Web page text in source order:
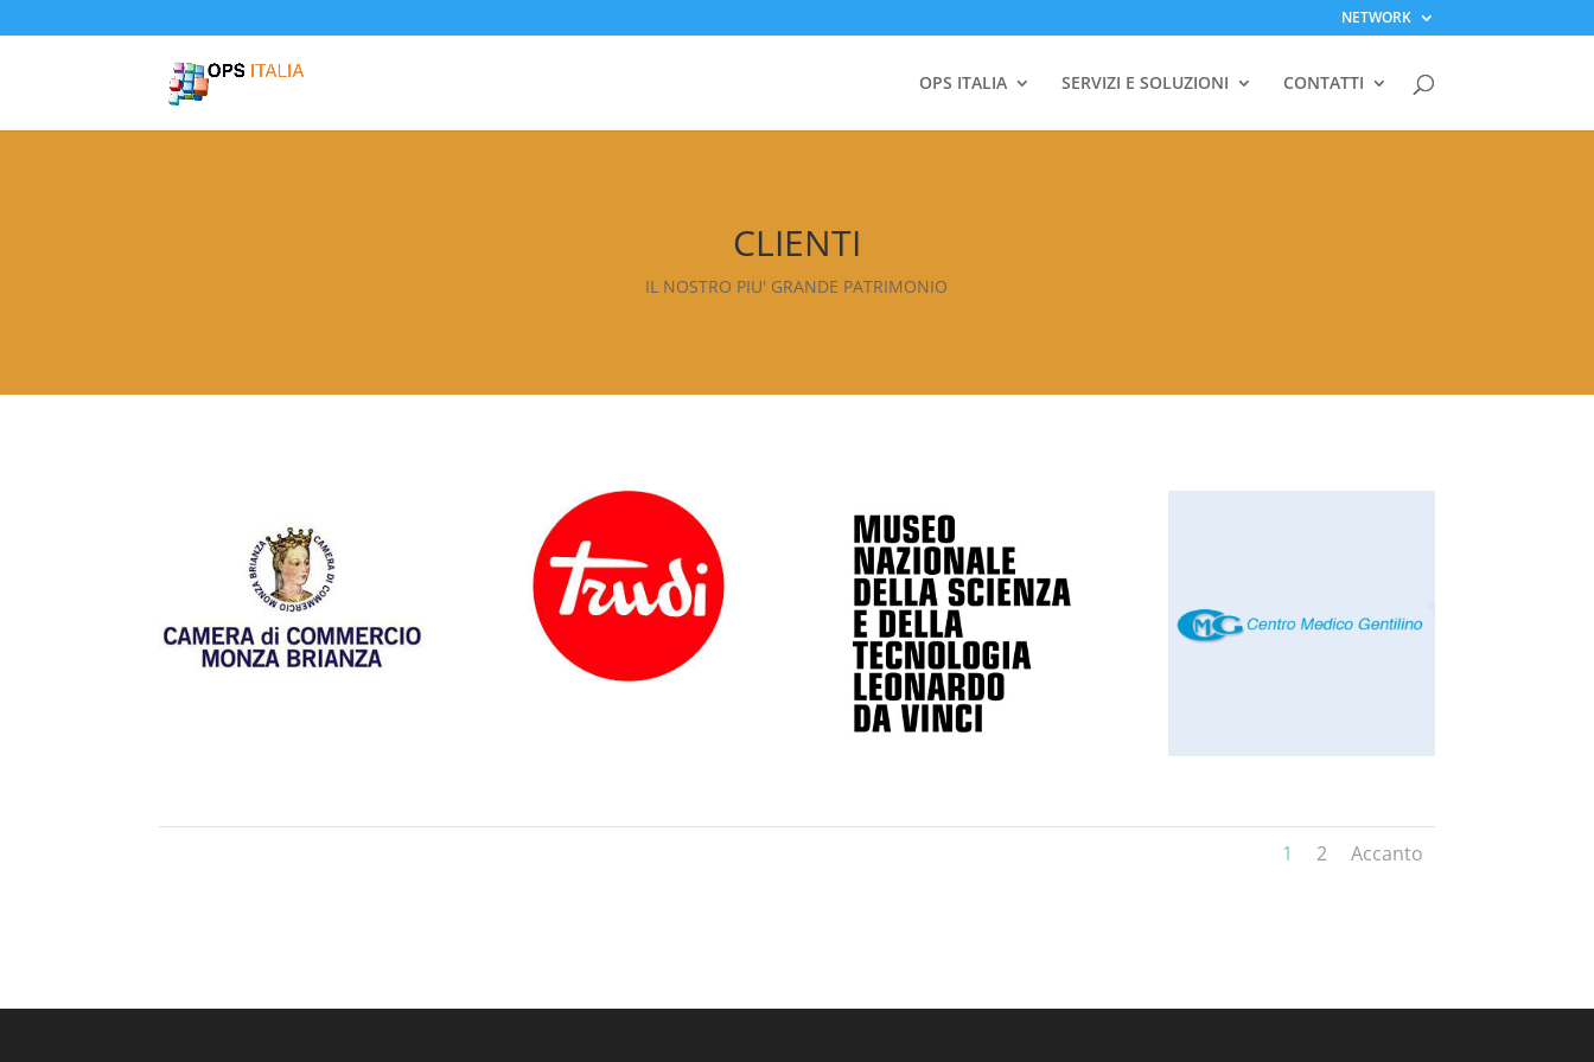
NETWORK
OPS ITALIA SERVIZI E SOLUZIONI CONTATTI
CLIENTI
IL NOSTRO PIU' GRANDE PATRIMONIO
1 2 Accanto